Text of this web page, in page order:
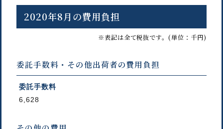
お問い合わせ
2020年8月の費用負担
※表記は全て税抜です。(単位：千円)
委託手数料・その他出荷者の費用負担
委託手数料
6,628